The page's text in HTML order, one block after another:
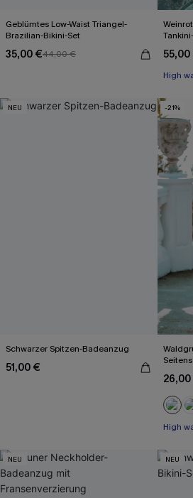
Geblümtes Low-Waist Triangel-
Brazilian-Bikini-Set
35,00 €44,00 € 55,00
High
NEU
Schwarzer Spitzen-Badeanzug
51,00 €
-21%
High
NEU NEU